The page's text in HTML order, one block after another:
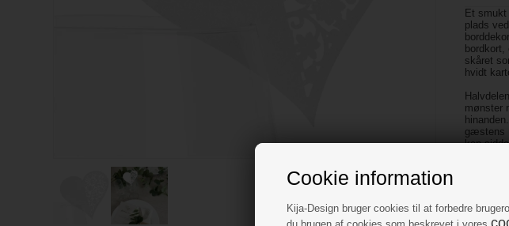
Cookie information
Kija-Design bruger cookies til at forbedre
Et
plads
skåret
hvidt
mønster
gæstens
kan
Antal: 10
Antal: H: